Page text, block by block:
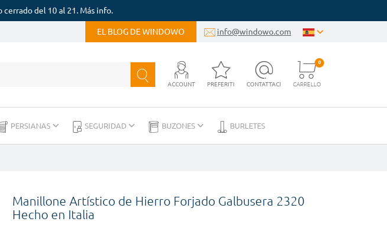
del 10 al 21. Más info.
EL BLOG DE WINDOWO info@windowo.com
ACCOUNT PREFERITI CONTATTACI CARRELLO
0
PERSIANAS SEGURIDAD BUZONES BURLETES
Manillone Artístico de Hierro Forjado Galbusera 2320
Hecho en Italia